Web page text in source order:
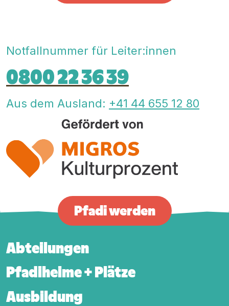
Notfallnummer für Leiter:innen
0800 22 36 39
Aus dem Ausland: +41 44 655 12 80
Pfadi werden
Footer-Hauptnavigation
Abteilungen
Pfadiheime + Plätze
Ausbildung